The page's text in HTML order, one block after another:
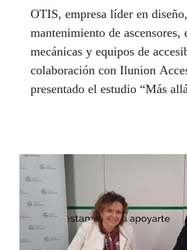
OTIS, empresa líder en
mantenimiento de ascensores,
mecánicas y equipos de
colaboración con Ilunion
presentado el estudio “Más